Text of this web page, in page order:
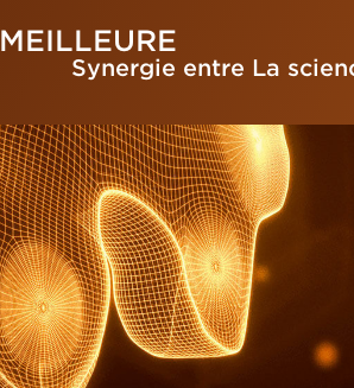
MEILLEURE
Synergie entre La